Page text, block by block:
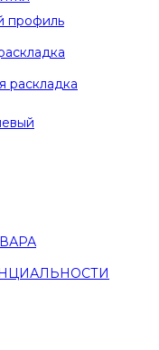
профиль
раскладка